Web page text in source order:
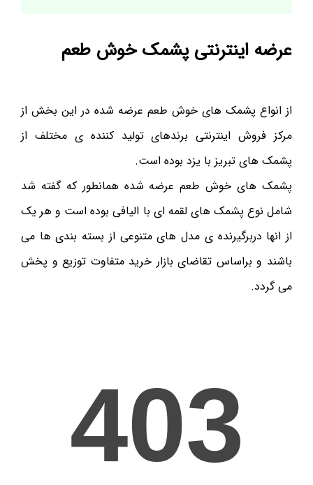
عرضه اینترنتی پشمک خوش طعم
از انواع پشمک های خوش طعم عرضه شده در این بخش از
مرکز فروش اینترنتی برندهای تولید کننده ی مختلف از
پشمک های تبریز با یزد بوده است.
پشمک های خوش طعم عرضه شده همانطور که گفته شد
شامل نوع پشمک های لقمه ای با الیافی بوده است و هر یک
از انها دربرگیرنده ی مدل های متنوعی از بسته بندی ها می
باشند و براساس تقاضای بازار خرید متفاوت توزیع و پخش
می گردد.